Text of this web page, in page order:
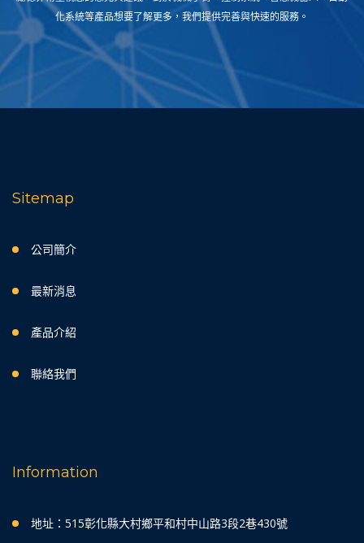
化系統等產品想要了解更多，我們提供完善與快速的服務。
Sitemap
公司簡介
最新消息
產品介紹
聯絡我們
Information
地址：515彰化縣大村鄉平和村中山路3段2巷430號